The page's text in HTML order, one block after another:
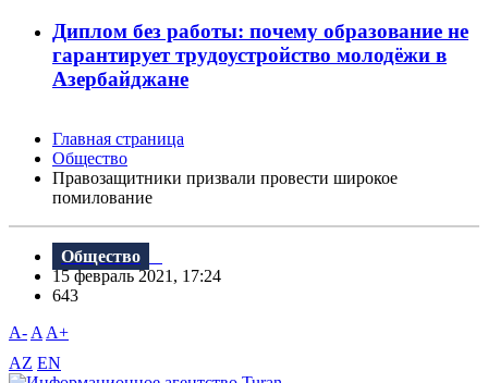
Диплом без работы: почему образование не
гарантирует трудоустройство молодёжи в
Азербайджане
Главная страница
Общество
Правозащитники призвали провести широкое
помилование
Общество
15 февраль 2021, 17:24
643
A- A A+
AZ EN